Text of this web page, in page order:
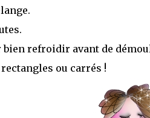
refroidir avant de
ou carrés !